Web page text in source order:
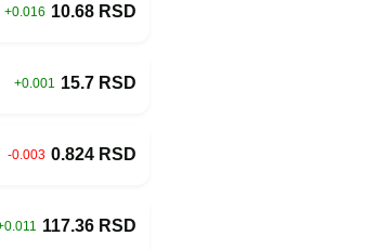
+0.016 10.68 RSD
+0.001 15.7 RSD
-0.003 0.824 RSD
117.36 RSD